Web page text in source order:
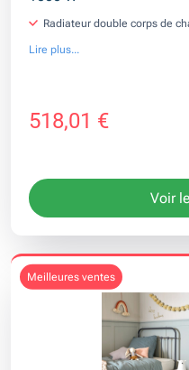
Radiateur double corps de
Lire plus...
518,01 €
Voir
meilleures ventes